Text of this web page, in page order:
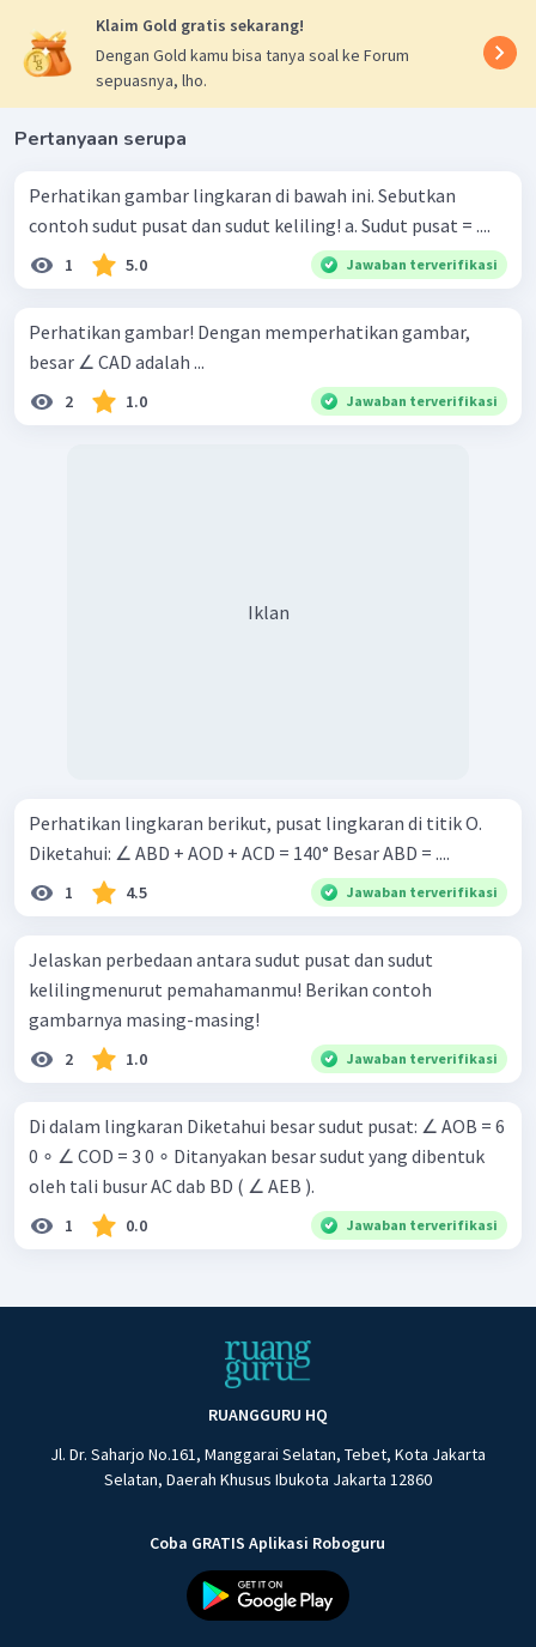
Klaim Gold gratis sekarang!
Dengan Gold kamu bisa tanya soal ke Forum
sepuasnya, lho.
Pertanyaan serupa
Perhatikan gambar lingkaran di bawah ini. Sebutkan
contoh sudut pusat dan sudut keliling! a. Sudut pusat = ....
1 5.0 Jawaban terverifikasi
Perhatikan gambar! Dengan memperhatikan gambar,
besar ∠ CAD adalah ...
2 1.0 Jawaban terverifikasi
Iklan
Perhatikan lingkaran berikut, pusat lingkaran di titik O.
Diketahui: ∠ ABD + AOD + ACD = 140° Besar ABD = ....
1 4.5 Jawaban terverifikasi
Jelaskan perbedaan antara sudut pusat dan sudut
kelilingmenurut pemahamanmu! Berikan contoh
gambarnya masing-masing!
2 1.0 Jawaban terverifikasi
Di dalam lingkaran Diketahui besar sudut pusat: ∠ AOB = 6
0 ∘ ∠ COD = 3 0 ∘ Ditanyakan besar sudut yang dibentuk
oleh tali busur AC dab BD ( ∠ AEB ).
1 0.0 Jawaban terverifikasi
RUANGGURU HQ
Jl. Dr. Saharjo No.161, Manggarai Selatan, Tebet, Kota Jakarta
Selatan, Daerah Khusus Ibukota Jakarta 12860
Coba GRATIS Aplikasi Roboguru